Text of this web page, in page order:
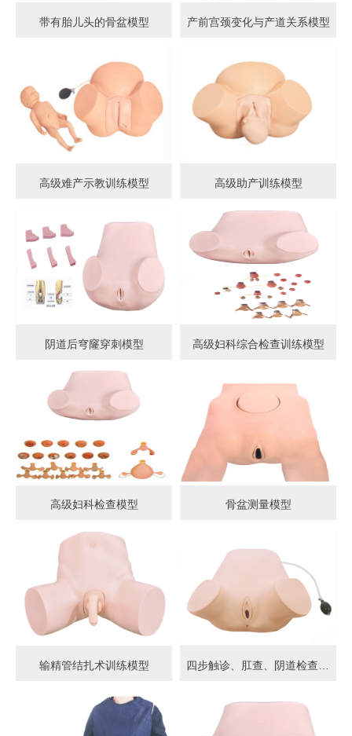
带有胎儿头的骨盆模型 产前宫颈变化与产道关系模型
高级难产示教训练模型 高级助产训练模型
阴道后穹窿穿刺模型 高级妇科综合检查训练模型
高级妇科检查模型 骨盆测量模型
输精管结扎术训练模型 四步触诊、肛查、阴道检查训练模型